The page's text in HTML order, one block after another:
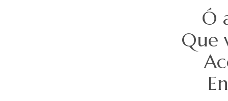
Ó
Que